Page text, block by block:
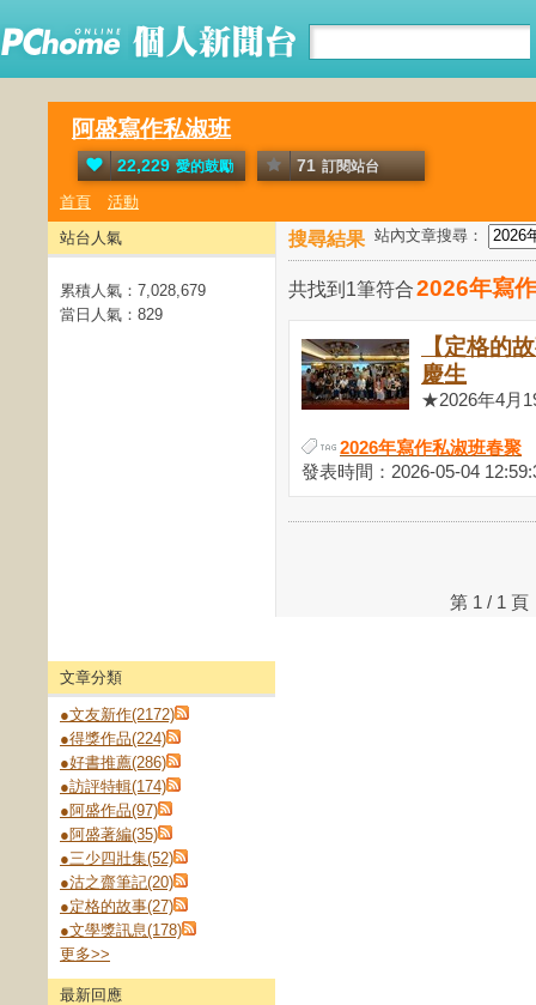
阿盛寫作私淑班
22,229 愛的鼓勵 71 訂閱站台
首頁 活動
搜尋結果 站內文章搜尋：
共找到1筆符合2026年寫
【定格的
慶生
★2026年4月
2026年寫作私淑班春聚
發表時間：2026-05-04
第 1 / 1
站台人氣
累積人氣： 7,028,679
當日人氣： 829
文章分類
●文友新作(2172)
●得獎作品(224)
●好書推薦(286)
●訪評特輯(174)
●阿盛作品(97)
●阿盛著編(35)
●三少四壯集(52)
●沽之齋筆記(20)
●定格的故事(27)
●文學獎訊息(178)
更多>>
最新回應